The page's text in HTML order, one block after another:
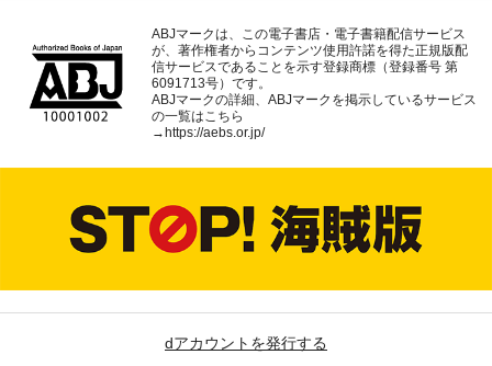
ABJマークは、この電子書店・電子書籍配信サービス
が、著作権者からコンテンツ使用許諾を得た正規版配
信サービスであることを示す登録商標（登録番号 第
6091713号）です。
ABJマークの詳細、ABJマークを掲示しているサービス
の一覧はこちら
→https://aebs.or.jp/
dアカウントを発行する